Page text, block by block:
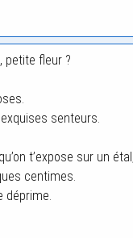
petite fleur ?
senteurs.
t’expose sur un
centimes.
déprime.